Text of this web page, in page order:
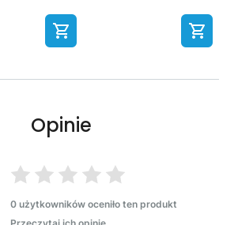
Opinie
0 użytkowników oceniło ten produkt